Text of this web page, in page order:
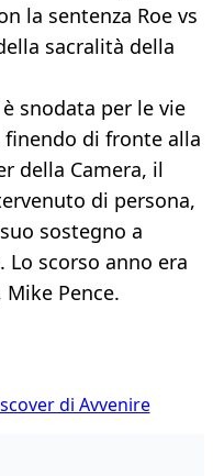
la sentenza Roe vs
sacralità della
snodata per le vie
finendo di fronte alla
della Camera, il
di persona,
sostegno a
scorso anno era
Pence.
di Avvenire